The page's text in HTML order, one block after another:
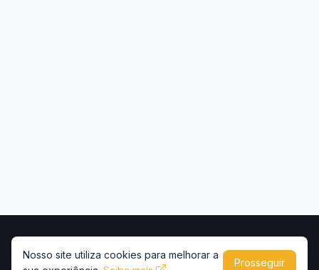
Nosso site utiliza cookies para melhorar a
Prosseguir